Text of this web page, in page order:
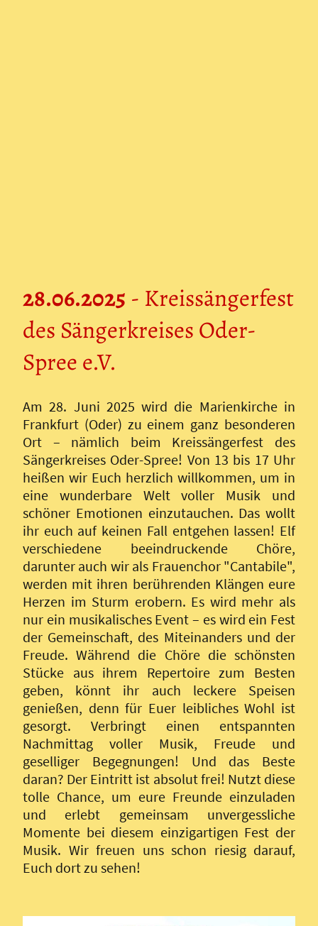
28.06.2025 - Kreissängerfest
des Sängerkreises Oder-
Spree e.V.
Am 28. Juni 2025 wird die Marienkirche in
Frankfurt (Oder) zu einem ganz besonderen
Ort – nämlich beim Kreissängerfest des
Sängerkreises Oder-Spree! Von 13 bis 17 Uhr
heißen wir Euch herzlich willkommen, um in
eine wunderbare Welt voller Musik und
schöner Emotionen einzutauchen. Das wollt
ihr euch auf keinen Fall entgehen lassen! Elf
verschiedene beeindruckende Chöre,
darunter auch wir als Frauenchor "Cantabile",
werden mit ihren berührenden Klängen eure
Herzen im Sturm erobern. Es wird mehr als
nur ein musikalisches Event – es wird ein Fest
der Gemeinschaft, des Miteinanders und der
Freude. Während die Chöre die schönsten
Stücke aus ihrem Repertoire zum Besten
geben, könnt ihr auch leckere Speisen
genießen, denn für Euer leibliches Wohl ist
gesorgt. Verbringt einen entspannten
Nachmittag voller Musik, Freude und
geselliger Begegnungen! Und das Beste
daran? Der Eintritt ist absolut frei! Nutzt diese
tolle Chance, um eure Freunde einzuladen
und erlebt gemeinsam unvergessliche
Momente bei diesem einzigartigen Fest der
Musik. Wir freuen uns schon riesig darauf,
Euch dort zu sehen!